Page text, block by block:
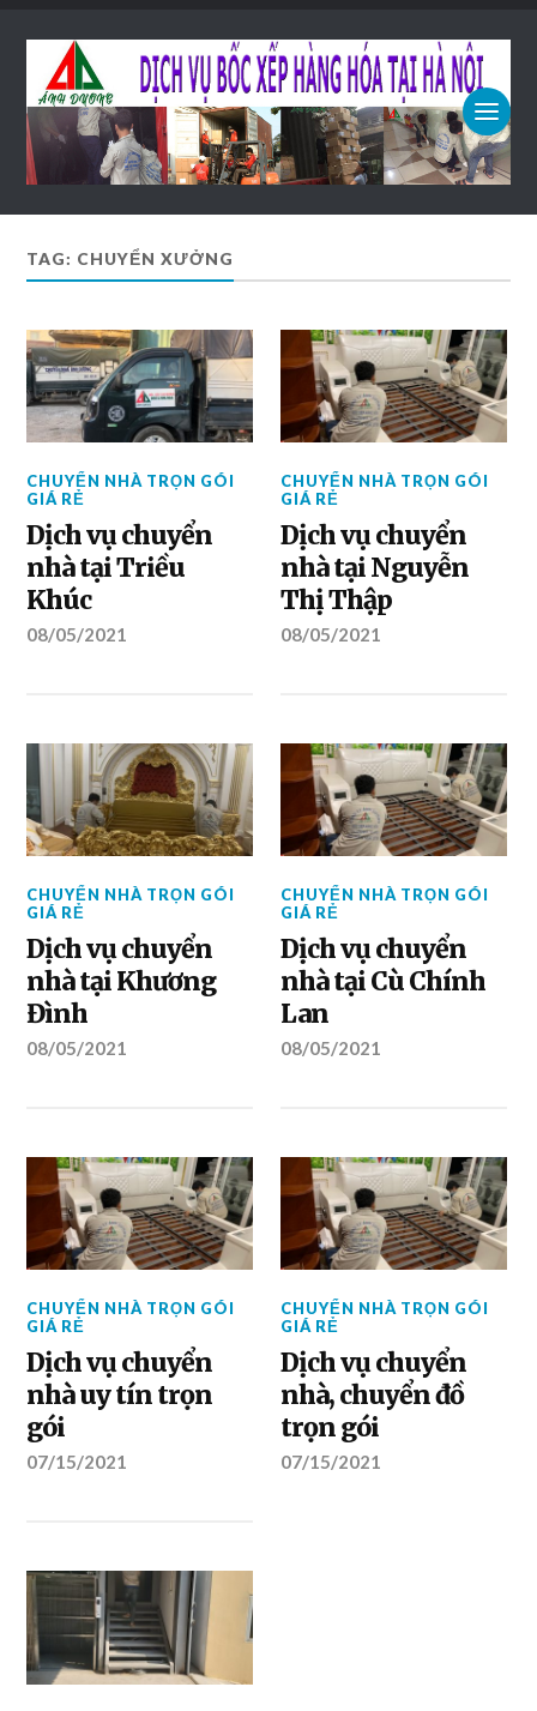
TAG: CHUYỂN XƯỞNG
CHUYỂN NHÀ TRỌN GÓI
GIÁ RẺ
Dịch vụ chuyển
nhà tại Triều
Khúc
08/05/2021
CHUYỂN NHÀ TRỌN GÓI
GIÁ RẺ
Dịch vụ chuyển
nhà tại Nguyễn
Thị Thập
08/05/2021
CHUYỂN NHÀ TRỌN GÓI
GIÁ RẺ
Dịch vụ chuyển
nhà tại Khương
Đình
08/05/2021
CHUYỂN NHÀ TRỌN GÓI
GIÁ RẺ
Dịch vụ chuyển
nhà tại Cù Chính
Lan
08/05/2021
CHUYỂN NHÀ TRỌN GÓI
GIÁ RẺ
Dịch vụ chuyển
nhà uy tín trọn
gói
07/15/2021
CHUYỂN NHÀ TRỌN GÓI
GIÁ RẺ
Dịch vụ chuyển
nhà, chuyển đồ
trọn gói
07/15/2021